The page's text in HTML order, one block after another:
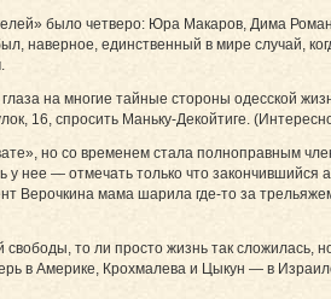
было четверо: Юра Макаров, Дима
наверное, единственный в мире случай,
на многие тайные стороны одесской
16, спросить Маньку-Декойтиге.
но со временем стала полноправным
нее — отмечать только что закончившийся
Верочкина мама шарила где-то за
то ли просто жизнь так
в Америке, Крохмалева и Цыкун — в